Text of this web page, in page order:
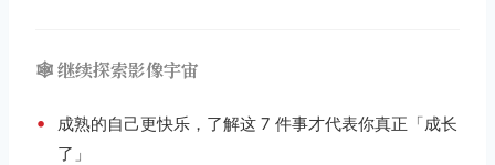
🕸️ 继续探索影像宇宙
•
成熟的自己更快乐，了解这 7 件事才代表你真正「成长
了」